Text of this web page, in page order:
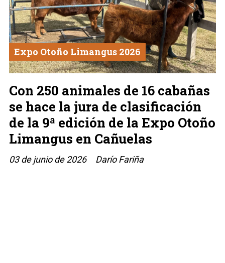
Con 250 animales de 16 cabañas
se hace la jura de clasificación
de la 9ª edición de la Expo Otoño
Limangus en Cañuelas
Darío Fariña
Expo Otoño Limangus 2026
03 de junio de 2026